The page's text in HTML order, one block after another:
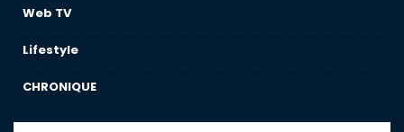
Web TV
Lifestyle
CHRONIQUE